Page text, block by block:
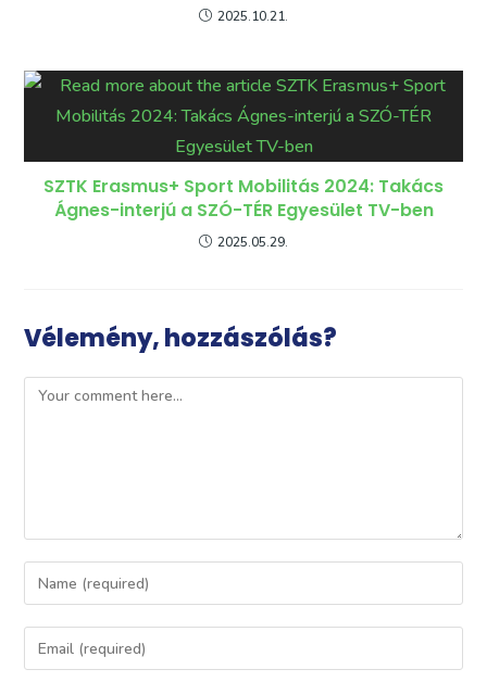
2025.10.21.
SZTK Erasmus+ Sport Mobilitás 2024: Takács
Ágnes-interjú a SZÓ-TÉR Egyesület TV-ben
2025.05.29.
Vélemény, hozzászólás?
Comment
Enter
your
name
Enter
your